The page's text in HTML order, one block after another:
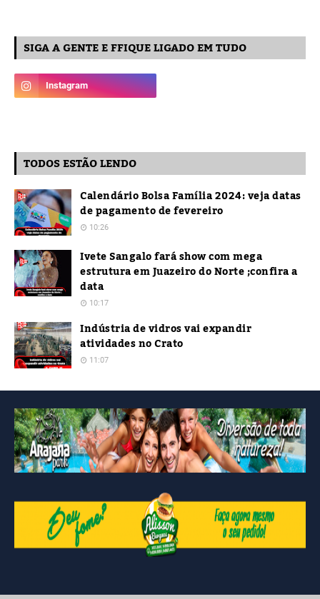
SIGA A GENTE E FFIQUE LIGADO EM TUDO
TODOS ESTÃO LENDO
Calendário Bolsa Família 2024: veja datas
de pagamento de fevereiro
10:26
Ivete Sangalo fará show com mega
estrutura em Juazeiro do Norte ;confira a
data
10:17
Indústria de vidros vai expandir
atividades no Crato
11:07